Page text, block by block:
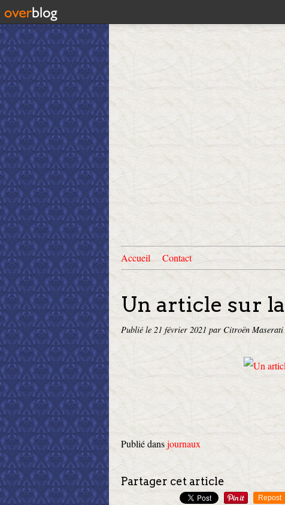
Accueil Contact
Un article sur
Publié le 21 février 2021 par Citroën Maserati
Publié dansjournaux
Partager cet article
Repost